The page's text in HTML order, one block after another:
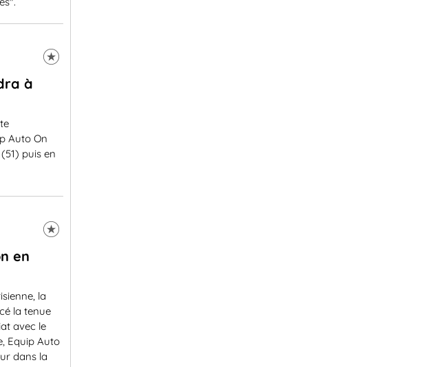
à
Auto On
puis en
en
la
la tenue
avec le
Equip Auto
dans la